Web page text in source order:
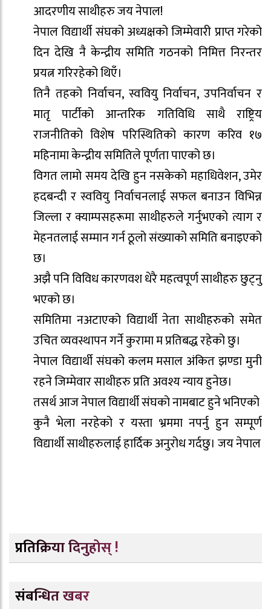
आदरणीय साथीहरु जय नेपाल!
नेपाल विद्यार्थी संघको अध्यक्षको जिम्मेवारी प्राप्त गरेको
दिन देखि नै केन्द्रीय समिति गठनको निमित्त निरन्तर
प्रयत्न गरिरहेको थिएँ।
तिनै तहको निर्वाचन, स्ववियु निर्वाचन, उपनिर्वाचन र
मातृ पार्टीको आन्तरिक गतिविधि साथै राष्ट्रिय
राजनीतिको विशेष परिस्थितिको कारण करिव १७
महिनामा केन्द्रीय समितिले पूर्णता पाएको छ।
विगत लामो समय देखि हुन नसकेको महाधिवेशन, उमेर
हदबन्दी र स्ववियु निर्वाचनलाई सफल बनाउन विभिन्न
जिल्ला र क्याम्पसहरूमा साथीहरुले गर्नुभएको त्याग र
मेहनतलाई सम्मान गर्न ठूलो संख्याको समिति बनाइएको
छ।
अझै पनि विविध कारणवश धेरै महत्वपूर्ण साथीहरु छुट्नु
भएको छ।
समितिमा नअटाएको विद्यार्थी नेता साथीहरुको समेत
उचित व्यवस्थापन गर्ने कुरामा म प्रतिबद्ध रहेको छु।
नेपाल विद्यार्थी संघको कलम मसाल अंकित झण्डा मुनी
रहने जिम्मेवार साथीहरु प्रति अवश्य न्याय हुनेछ।
तसर्थ आज नेपाल विद्यार्थी संघको नामबाट हुने भनिएको
कुनै भेला नरहेको र यस्ता भ्रममा नपर्नु हुन सम्पूर्ण
विद्यार्थी साथीहरुलाई हार्दिक अनुरोध गर्दछु। जय नेपाल
प्रतिक्रिया दिनुहोस् !
संबन्धित खबर